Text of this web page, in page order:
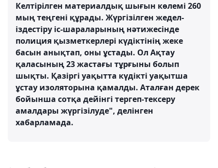
Келтірілген материалдық шығын көлемі 260
мың теңгені құрады. Жүргізілген жедел-
іздестіру іс-шараларының нәтижесінде
полиция қызметкерлері күдіктінің жеке
басын анықтап, оны ұстады. Ол Ақтау
қаласының 23 жастағы тұрғыны болып
шықты. Қазіргі уақытта күдікті уақытша
ұстау изоляторына қамалды. Аталған дерек
бойынша сотқа дейінгі тергеп-тексеру
амалдары жүргізілуде", делінген
хабарламада.